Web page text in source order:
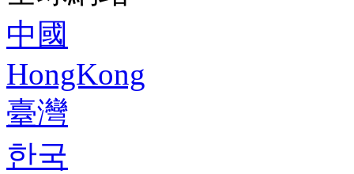
中國
HongKong
臺灣
한국